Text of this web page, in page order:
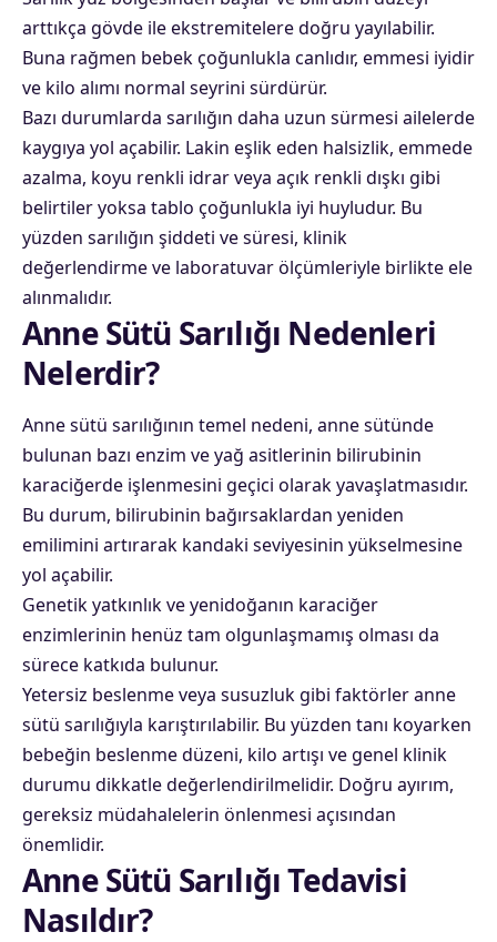
arttıkça gövde ile ekstremitelere doğru yayılabilir.
Buna rağmen bebek çoğunlukla canlıdır, emmesi iyidir
ve kilo alımı normal seyrini sürdürür.
Bazı durumlarda sarılığın daha uzun sürmesi ailelerde
kaygıya yol açabilir. Lakin eşlik eden halsizlik, emmede
azalma, koyu renkli idrar veya açık renkli dışkı gibi
belirtiler yoksa tablo çoğunlukla iyi huyludur. Bu
yüzden sarılığın şiddeti ve süresi, klinik
değerlendirme ve laboratuvar ölçümleriyle birlikte ele
alınmalıdır.
Anne Sütü Sarılığı Nedenleri
Nelerdir?
Anne sütü sarılığının temel nedeni, anne sütünde
bulunan bazı enzim ve yağ asitlerinin bilirubinin
karaciğerde işlenmesini geçici olarak yavaşlatmasıdır.
Bu durum, bilirubinin bağırsaklardan yeniden
emilimini artırarak kandaki seviyesinin yükselmesine
yol açabilir.
Genetik yatkınlık ve yenidoğanın karaciğer
enzimlerinin henüz tam olgunlaşmamış olması da
sürece katkıda bulunur.
Yetersiz beslenme veya susuzluk gibi faktörler anne
sütü sarılığıyla karıştırılabilir. Bu yüzden tanı koyarken
bebeğin beslenme düzeni, kilo artışı ve genel klinik
durumu dikkatle değerlendirilmelidir. Doğru ayırım,
gereksiz müdahalelerin önlenmesi açısından
önemlidir.
Anne Sütü Sarılığı Tedavisi
Nasıldır?